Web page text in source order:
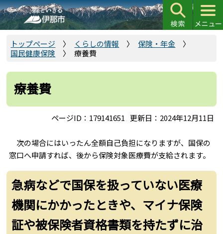
こ
の
ペ
で
トップページ くらしの情報
保険・年金
国民健康保険
療養費
療養費
ページID：179141651 更新日：2024年12月11日
次の場合にはいったん全額自己負担になりますが、国保の
窓口へ申請すれば、後から保険対象医療費が支給されます。
急病などで国保を扱っていない医療
機関にかかったときや、マイナ保険
証や被保険者資格書類を持たずに治